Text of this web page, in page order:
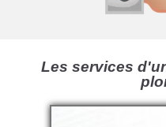
Les services